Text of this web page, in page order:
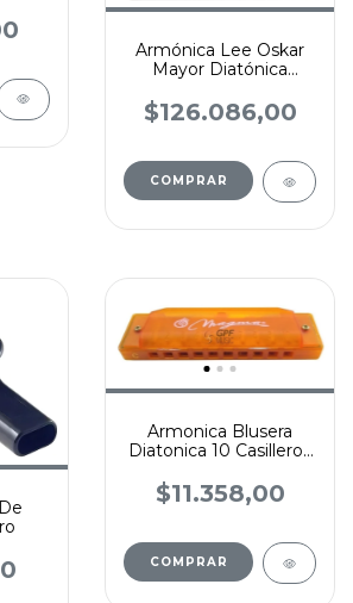
Armónica Lee Oskar
Mayor Diatónica
Tradicional
$126.086,00
COMPRAR
Armonica Blusera
Diatonica 10 Casilleros
$11.358,00
COMPRAR